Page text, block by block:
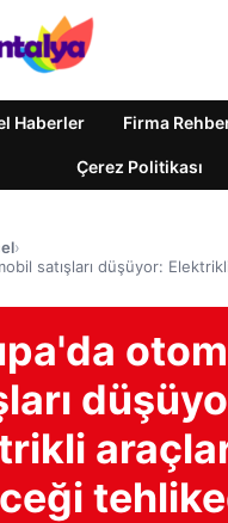
Haberler Firma
Çerez Politikası
›
satışları düşüyor: